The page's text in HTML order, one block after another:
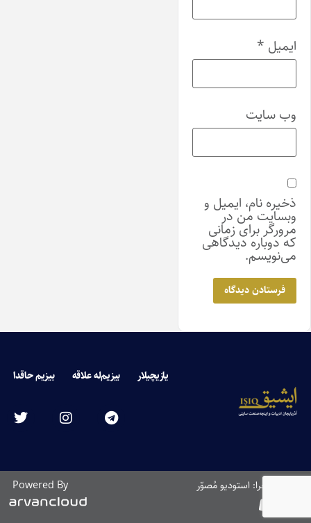
ایمیل *
وب‌ سایت
ذخیره نام، ایمیل و
وبسایت من در
مرورگر برای زمانی
که دوباره دیدگاهی
می‌نویسم.
یازیچیلار بیزیم‌له علاقه بیزیم حاقدا
طراحی و اجرا: استودیو مُصوّر Powered By